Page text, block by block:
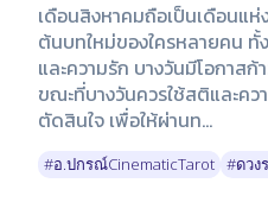
เดือนสิงหาคมถือเป็นเดือนแห่
ต้นบทใหม่ของใครหลายคน ทั้ง
และความรัก บางวันมีโอกาสก้
ขณะที่บางวันควรใช้สติและคว
ตัดสินใจ เพื่อให้ผ่านท...
#อ.ปกรณ์CinematicTarot #ดวง